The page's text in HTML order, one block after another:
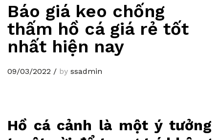
Báo giá keo chống
thấm hồ cá giá rẻ tốt
nhất hiện nay
09/03/2022 / by ssadmin
Hồ cá cảnh là một ý tưởng